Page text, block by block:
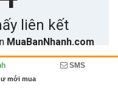
SMS
mới mua